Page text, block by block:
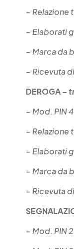
–
– Elaborati
– Marca da
– Ricevuta
DEROGA–
– Mod. PIN
–
– Elaborati
– Marca da
– Ricevuta
– Mod. PIN